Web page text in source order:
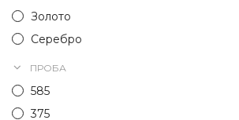
Золото
Серебро
ПРОБА
585
375